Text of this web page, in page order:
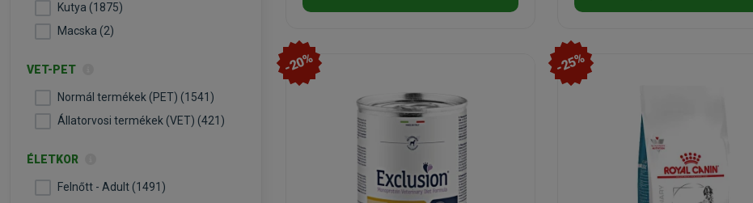
-20% -25%
Kutya (1875)
Macska (2)
VET-PET
Normál termékek (PET) (1541)
Állatorvosi termékek (VET) (421)
ÉLETKOR
Felnőtt - Adult (1491)